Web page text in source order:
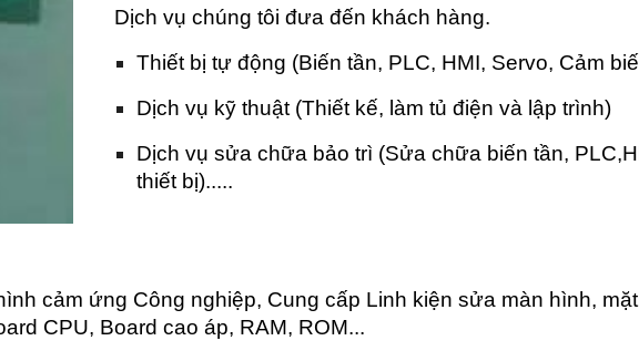
Dịch vụ chúng tôi đưa đến khách hàng.
Thiết bị tự động (Biến tần, PLC, HMI, Servo, Cảm
Dịch vụ kỹ thuật (Thiết kế, làm tủ điện và lập trình)
Dịch vụ sửa chữa bảo trì (Sửa chữa biến tần,
thiết bị).....
cảm ứng Công nghiệp, Cung cấp Linh kiện sửa màn hình,
CPU, Board cao áp, RAM, ROM...